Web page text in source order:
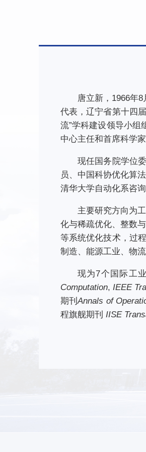
唐立新，1966年
代表，辽宁省第十四
流”学科建设领导小
中心主任和首席科学家
现任国务院学位
员、中国科协优化算
清华大学自动化系咨
主要研究方向为
化与稀疏优化、整数
等系统优化技术，过
制造、能源工业、物
现为7个国际工
Computation, IEEE
期刊Annals of
程旗舰期刊 IISE